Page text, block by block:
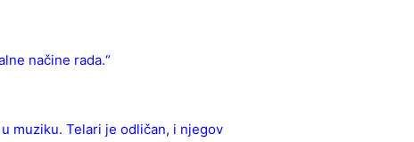
načine rada.“
muziku. Telari je odličan, i njegov